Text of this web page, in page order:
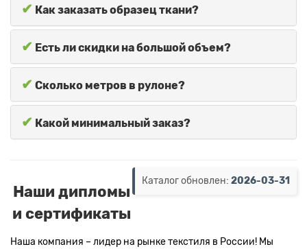
✔ Как заказать образец ткани?
✔ Есть ли скидки на большой объем?
✔ Сколько метров в рулоне?
✔ Какой минимальный заказ?
Каталог обновлен: 2026-03-31
Наши дипломы
и сертификаты
Наша компания – лидер на рынке текстиля в России! Мы